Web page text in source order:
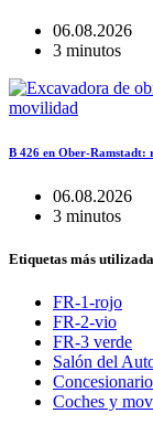
06.08.2026
3 minutos
movilidad
B 426 en Ober-Ramstadt:
06.08.2026
3 minutos
Etiquetas más
FR-1-rojo
FR-2-vio
FR-3 verde
Salón del
Coches y